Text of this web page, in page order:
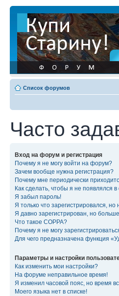
Список форумов
Часто
Вход на форум и регистрация
Почему я не могу войти на форум?
Зачем вообще нужна регистрация?
Почему мне периодически
Как сделать, чтобы я не появлялся
Я забыл пароль!
Я только что зарегистрировался, но
Я давно зарегистрирован, но
Что такое COPPA?
Почему я не могу
Для чего предназначена функция
Параметры и настройки
Как изменить мои настройки?
На форуме неправильное время!
Я изменил часовой пояс, но время
Моего языка нет в списке!